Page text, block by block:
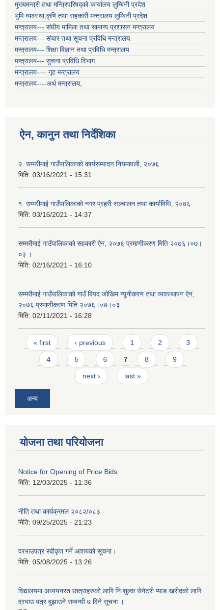
मुख्यमन्त्री तथा मन्त्रिपरिषद्को कार्यालय लुम्बिनी प्रदेश
भुमि व्यवस्था,कृषि तथा सहकारी मन्त्रालय लुम्बिनी प्रदेश
मन्त्रालय--- संघीय मामिला तथा सामान्य प्रशासन मन्त्रालय
मन्त्रालय--- संचार तथा सूचना प्रविधि मन्त्रालय
मन्त्रालय--- शिक्षा विज्ञान तथा प्रविधि मन्त्रालय
मन्त्रालय--- सुचना प्रविधि विभाग
मन्त्रालय---- गृह मन्त्रालय
मन्त्रालय----अर्थ मन्त्रालय,
ऐन, कानुन तथा निर्देशिका
२. सम्मरीमाई गाउँपालिकाको कार्यसम्पादन नियमावली, २०७६
मिति: 03/16/2021 - 15:31
१. सम्मरीमाई गाउँपालिकाको नगर प्रहरी सञ्चालन तथा कार्याविधि, २०७६
मिति: 03/16/2021 - 14:37
सम्मरीमाई गाउँपालिकाको सहकारी ऐन, २०७६ प्रमाणीकरण मिति २०७६।०७।
०३ ।
मिति: 02/16/2021 - 16:10
सम्मरीमाई गाउँपालिकाको गाउँ विपद जोखिम न्यूनीकरण तथा व्यवस्थापन ऐन,
२०७६ प्रमाणीकरण मिति २०७६।०७।०३
मिति: 02/11/2021 - 16:28
Pages
« first ‹ previous 1 2 3
4 5 6 7 8 9
next › last »
अन्य
योजना तथा परियोजना
Notice for Opening of Price Bids
मिति: 12/03/2025 - 11:36
नीति तथा कार्यक्रमल २०८२/०८३
मिति: 09/25/2025 - 21:23
दरभाउपत्र स्वीकृत गर्ने आशयको सूचना।
मिति: 05/08/2025 - 13:26
विद्यालयमा अध्ययनरत छात्राहरुको लागि निःशुल्क सेनेटरी प्याड खरीदको लागि
दरभाउ पत्र बुझाउने सम्बन्धी ७ दिने सूचना ।